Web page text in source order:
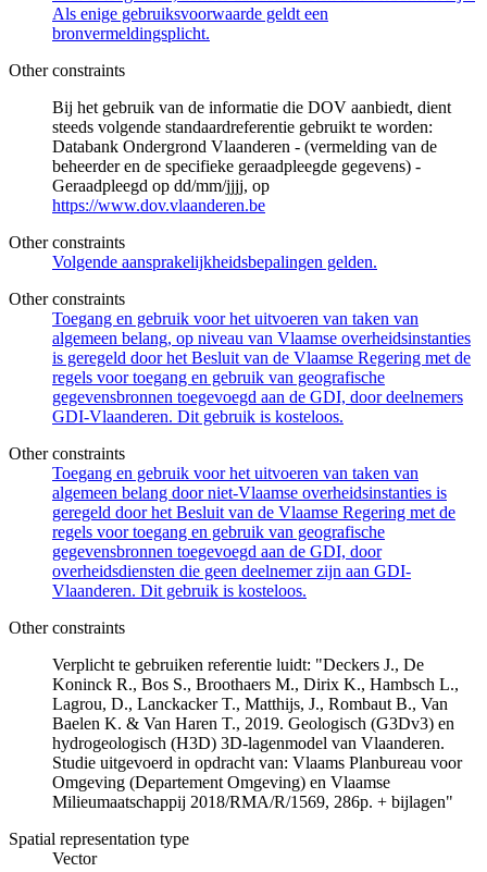
Als enige gebruiksvoorwaarde geldt een
bronvermeldingsplicht.
Other constraints
Bij het gebruik van de informatie die DOV aanbiedt, dient
steeds volgende standaardreferentie gebruikt te worden:
Databank Ondergrond Vlaanderen - (vermelding van de
beheerder en de specifieke geraadpleegde gegevens) -
Geraadpleegd op dd/mm/jjjj, op
https://www.dov.vlaanderen.be
Other constraints
Volgende aansprakelijkheidsbepalingen gelden.
Other constraints
Toegang en gebruik voor het uitvoeren van taken van
algemeen belang, op niveau van Vlaamse overheidsinstanties
is geregeld door het Besluit van de Vlaamse Regering met de
regels voor toegang en gebruik van geografische
gegevensbronnen toegevoegd aan de GDI, door deelnemers
GDI-Vlaanderen. Dit gebruik is kosteloos.
Other constraints
Toegang en gebruik voor het uitvoeren van taken van
algemeen belang door niet-Vlaamse overheidsinstanties is
geregeld door het Besluit van de Vlaamse Regering met de
regels voor toegang en gebruik van geografische
gegevensbronnen toegevoegd aan de GDI, door
overheidsdiensten die geen deelnemer zijn aan GDI-
Vlaanderen. Dit gebruik is kosteloos.
Other constraints
Verplicht te gebruiken referentie luidt: "Deckers J., De
Koninck R., Bos S., Broothaers M., Dirix K., Hambsch L.,
Lagrou, D., Lanckacker T., Matthijs, J., Rombaut B., Van
Baelen K. & Van Haren T., 2019. Geologisch (G3Dv3) en
hydrogeologisch (H3D) 3D-lagenmodel van Vlaanderen.
Studie uitgevoerd in opdracht van: Vlaams Planbureau voor
Omgeving (Departement Omgeving) en Vlaamse
Milieumaatschappij 2018/RMA/R/1569, 286p. + bijlagen"
Spatial representation type
Vector